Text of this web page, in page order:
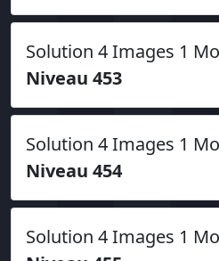
Solution 4 Images 1
Niveau 453
Solution 4 Images 1
Niveau 454
Solution 4 Images 1